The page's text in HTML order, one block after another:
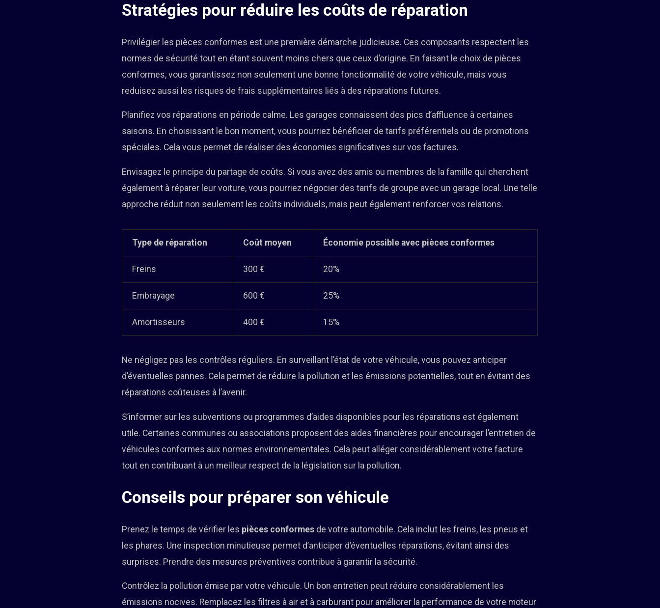
Stratégies pour réduire les coûts de réparation
Privilégier les pièces conformes est une première démarche judicieuse. Ces composants respectent les
normes de sécurité tout en étant souvent moins chers que ceux d’origine. En faisant le choix de pièces
conformes, vous garantissez non seulement une bonne fonctionnalité de votre véhicule, mais vous
reduisez aussi les risques de frais supplémentaires liés à des réparations futures.
Planifiez vos réparations en période calme. Les garages connaissent des pics d’affluence à certaines
saisons. En choisissant le bon moment, vous pourriez bénéficier de tarifs préférentiels ou de promotions
spéciales. Cela vous permet de réaliser des économies significatives sur vos factures.
Envisagez le principe du partage de coûts. Si vous avez des amis ou membres de la famille qui cherchent
également à réparer leur voiture, vous pourriez négocier des tarifs de groupe avec un garage local. Une telle
approche réduit non seulement les coûts individuels, mais peut également renforcer vos relations.
Type de réparation Coût moyen Économie possible avec pièces conformes
Freins 300 € 20%
Embrayage 600 € 25%
Amortisseurs 400 € 15%
Ne négligez pas les contrôles réguliers. En surveillant l’état de votre véhicule, vous pouvez anticiper
d’éventuelles pannes. Cela permet de réduire la pollution et les émissions potentielles, tout en évitant des
réparations coûteuses à l’avenir.
S’informer sur les subventions ou programmes d’aides disponibles pour les réparations est également
utile. Certaines communes ou associations proposent des aides financières pour encourager l’entretien de
véhicules conformes aux normes environnementales. Cela peut alléger considérablement votre facture
tout en contribuant à un meilleur respect de la législation sur la pollution.
Conseils pour préparer son véhicule
Prenez le temps de vérifier les pièces conformes de votre automobile. Cela inclut les freins, les pneus et
les phares. Une inspection minutieuse permet d’anticiper d’éventuelles réparations, évitant ainsi des
surprises. Prendre des mesures préventives contribue à garantir la sécurité.
Contrôlez la pollution émise par votre véhicule. Un bon entretien peut réduire considérablement les
émissions nocives. Remplacez les filtres à air et à carburant pour améliorer la performance de votre moteur